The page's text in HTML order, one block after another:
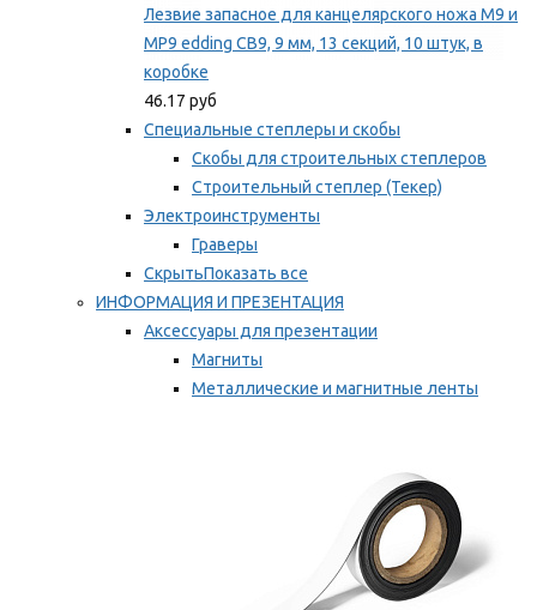
Лезвие запасное для канцелярского ножа M9 и
MP9 edding CB9, 9 мм, 13 секций, 10 штук, в
коробке
46.17 руб
Специальные степлеры и скобы
Скобы для строительных степлеров
Строительный степлер (Текер)
Электроинструменты
Граверы
СкрытьПоказать все
ИНФОРМАЦИЯ И ПРЕЗЕНТАЦИЯ
Аксессуары для презентации
Магниты
Металлические и магнитные ленты